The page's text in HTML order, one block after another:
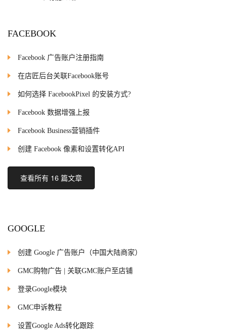
FACEBOOK
Facebook 广告账户注册指南
在店匠后台关联Facebook账号
如何选择 FacebookPixel 的安装方式?
Facebook 数据增强上报
Facebook Business营销插件
创建 Facebook 像素和设置转化API
查看所有 16 篇文章
GOOGLE
创建 Google 广告账户（中国大陆商家）
GMC购物广告 | 关联GMC账户至店铺
登录Google模块
GMC申诉教程
设置Google Ads转化跟踪